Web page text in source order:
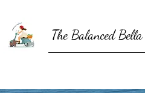
The Balanced Bella